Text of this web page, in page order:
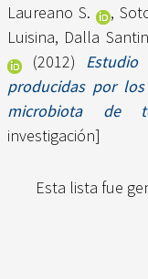
Laureano S.
,
Luisina, Dalla
(2012)
producidas por
microbiota de
investigación]
Esta lista fue